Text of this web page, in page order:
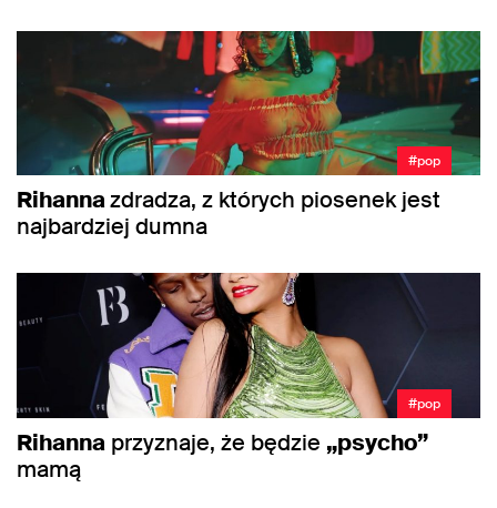
#pop
Rihannazdradza, z których piosenek jest
najbardziej dumna
#pop
Rihanna przyznaje, że będzie „psycho”
mamą